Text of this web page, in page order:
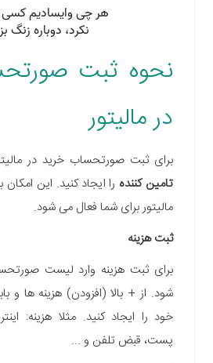
نحوه ثبت
در مالیتور
برای ثبت صورتحساب خرید در
تامین کننده را ایجاد کنید. این
مالیتور برای شما فعال می شود.
ثبت هزینه
برای ثبت هزینه وارد لیست
شود. از + بالا (افزودن) هزینه ها و
خود را ایجاد کنید. مثلا هزینه:
پست، قبض تلفن و ...